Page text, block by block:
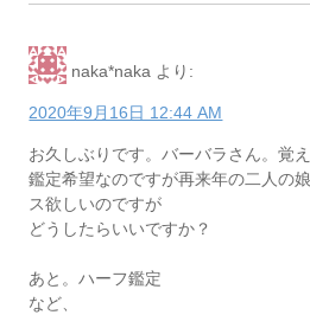
naka*naka より:
2020年9月16日 12:44 AM
お久しぶりです。バーバラさん。覚
鑑定希望なのですが再来年の二人の
ス欲しいのですが
どうしたらいいですか？
あと。ハーフ鑑定
など、